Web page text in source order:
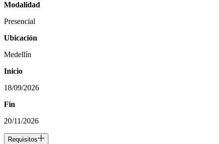
Modalidad
Presencial
Ubicación
Medellín
Inicio
18/09/2026
Fin
20/11/2026
Requisitos